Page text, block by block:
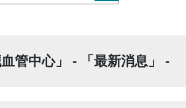
管中心」 - 「最新消息」 -